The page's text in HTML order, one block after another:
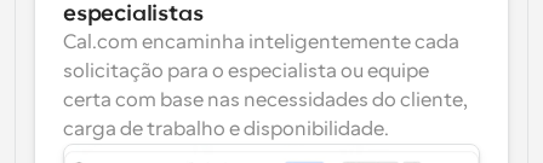
especialistas
Cal.com encaminha inteligentemente cada
solicitação para o especialista ou equipe
certa com base nas necessidades do cliente,
carga de trabalho e disponibilidade.